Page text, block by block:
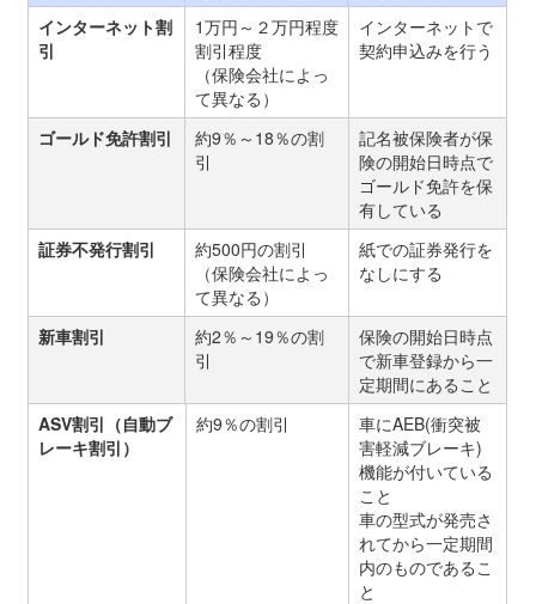
インターネット割
引
1万円～２万円程度
割引程度
（保険会社によっ
て異なる）
インターネットで
契約申込みを行う
ゴールド免許割引
約9％～18％の割
引
記名被保険者が保
険の開始日時点で
ゴールド免許を保
有している
証券不発行割引
約500円の割引
（保険会社によっ
て異なる）
紙での証券発行を
なしにする
新車割引
約2％～19％の割
引
保険の開始日時点
で新車登録から一
定期間にあること
ASV割引（自動ブ
レーキ割引）
約9％の割引
車にAEB(衝突被
害軽減ブレーキ)
機能が付いている
こと
車の型式が発売さ
れてから一定期間
内のものであるこ
と